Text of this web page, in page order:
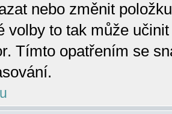
nebo změnit
volby to tak může
Tímto opatřením se